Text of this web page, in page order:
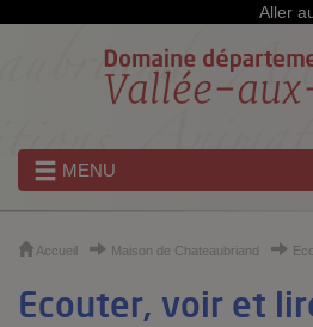
Aller
MENU
Accueil Maison de Chateaubriand
Ecouter, voir et
Cookies et traceurs utilisés sur ce site